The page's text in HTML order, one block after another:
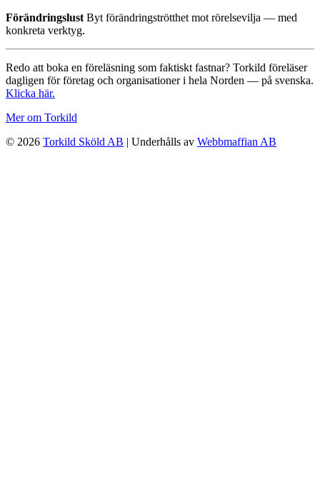
Förändringslust Byt förändringströtthet mot rörelsevilja — med
konkreta verktyg.
Redo att boka en föreläsning som faktiskt fastnar? Torkild föreläser
dagligen för företag och organisationer i hela Norden — på svenska.
Klicka här.
Mer om Torkild
© 2026 Torkild Sköld AB | Underhålls av Webbmaffian AB